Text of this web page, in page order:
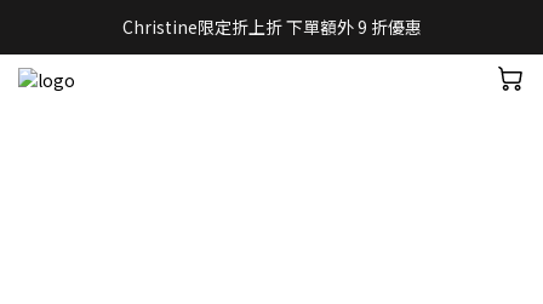
Christine限定折上折 下單額外 9 折優惠